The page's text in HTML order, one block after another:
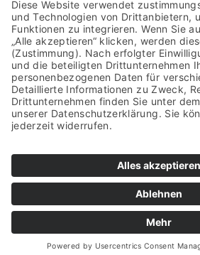
Serbien
Slowakei
Spanien
Vereinigtes Königreich
Whistleblower-System